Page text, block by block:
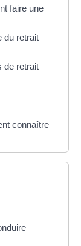
faire une
du retrait
de retrait
connaître